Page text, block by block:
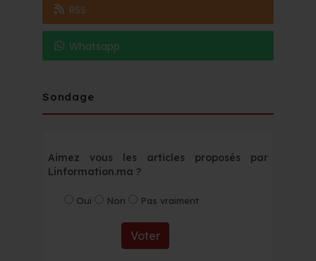
RSS
Whatsapp
Sondage
Aimez vous les articles proposés par
Linformation.ma ?
Oui Non Pas vraiment
Voter